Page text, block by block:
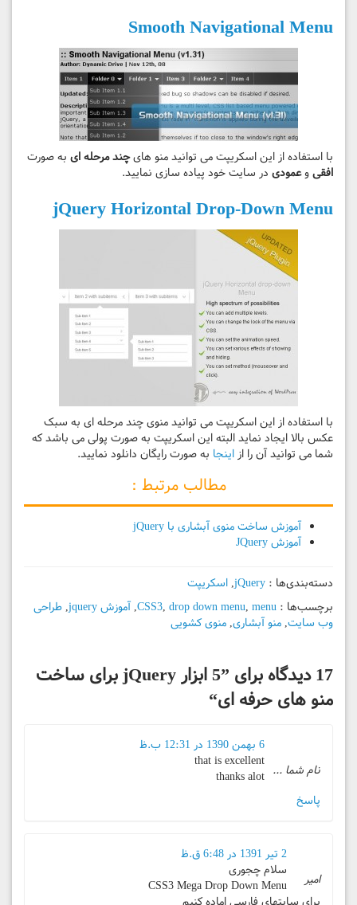
Smooth Navigational Menu
با استفاده از این اسکریپت می توانید منو هایچند مرحله ای به صورت
افقی وعمودی در سایت خود پیاده سازی نمایید.
jQuery Horizontal Drop-Down Menu
با استفاده از این اسکریپت می توانید منوی چند مرحله ای به سبک
عکس بالا ایجاد نماید البته این اسکریپت به صورت پولی می باشد که
شما می توانید آن را از اینجا به صورت رایگان دانلود نمایید.
مطالب مرتبط :
آموزش ساخت منوی آبشاری با jQuery
آموزش JQuery
دسته‌بندی‌ها : jQuery
, اسکریپت
برچسب‌ها :
CSS3, drop down menu, menu
, آموزش jquery , طراحی
وب سایت, منو آبشاری, منوی کشویی
17 دیدگاه برای ”
5 ابزار jQuery برای ساخت
منو های حرفه ای“
نام شما ...
6 بهمن 1390 در 12:31 ب.ظ
that is excellent
thanks alot
پاسخ
امیر
2 تیر 1391 در 6:48 ق.ظ
سلام چجوری
CSS3 Mega Drop Down Menu
برای سایتهای فارسی اماده کنیم